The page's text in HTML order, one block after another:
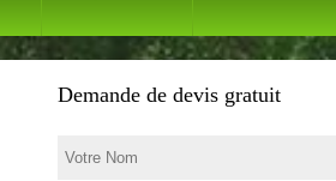
Demande de devis gratuit